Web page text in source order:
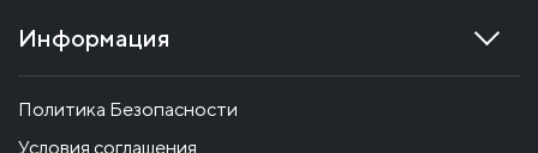
Информация
Политика Безопасности
Условия соглашения